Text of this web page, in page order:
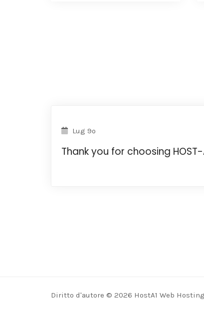
Lug 9º
Thank you for choosing HOST-
Diritto d'autore © 2026 HostA1 Web